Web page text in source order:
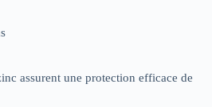
assurent une protection efficace de